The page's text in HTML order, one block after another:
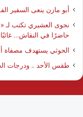
أبو مازن ينعى السفير
حاضرًا في النقاش…
الحوثي يستهدف مصفاة
طقس الأحد .. ودرجات